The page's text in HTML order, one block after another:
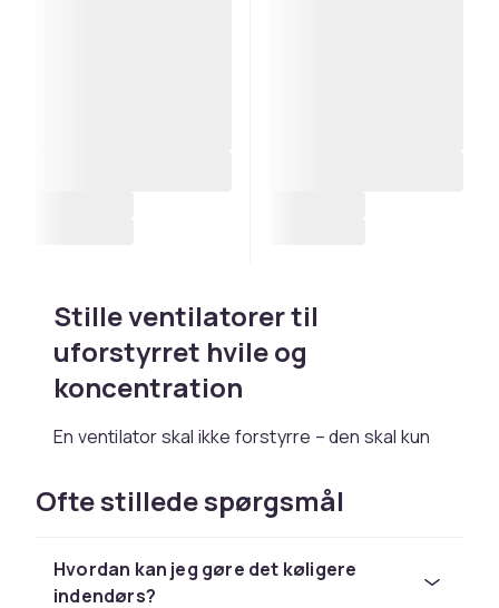
Stille ventilatorer til
uforstyrret hvile og
koncentration
En ventilator skal ikke forstyrre – den skal kun
du stille ventilatorer, der er perfekte til
soveværelser, børneværelser eller
uden at du bemærker støjen. En investering i
bedre søvn, roligere aftener og mere
Ofte stillede spørgsmål
Hvordan kan jeg gøre det køligere
indendørs?